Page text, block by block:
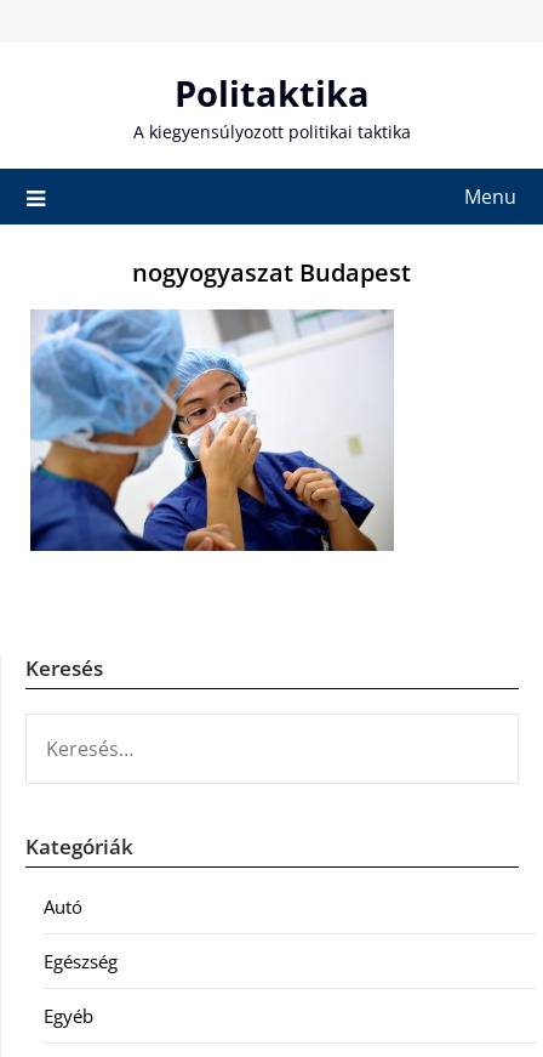
Politaktika
A kiegyensúlyozott politikai taktika
Menu
nogyogyaszat Budapest
Keresés
Kategóriák
Autó
Egészség
Egyéb